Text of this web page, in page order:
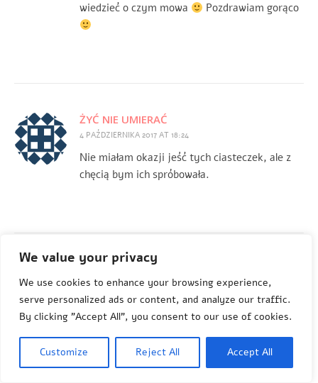
We value your privacy
We use cookies to enhance your browsing experience,
serve personalized ads or content, and analyze our traffic.
By clicking "Accept All", you consent to our use of cookies.
Customize Reject All Accept All
wiedzieć o czym mowa
Pozdrawiam gorąco
ŻYĆ NIE UMIERAĆ
4 PAŹDZIERNIKA 2017 AT 18:24
Nie miałam okazji jeść tych ciasteczek, ale z
chęcią bym ich spróbowała.
ANETAGRENDA
4 PAŹDZIERNIKA 2017 AT 18:31
Życzę Ci tego, abyś miała okazję